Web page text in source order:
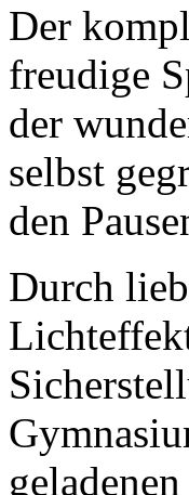
Der
freudige
der
selbst
den
Durch